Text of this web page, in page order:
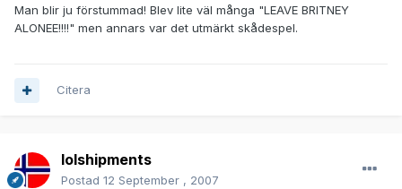
Man blir ju förstummad! Blev lite väl många "LEAVE BRITNEY
ALONEE!!!!" men annars var det utmärkt skådespel.
Citera
lolshipments
Postad 12 September , 2007